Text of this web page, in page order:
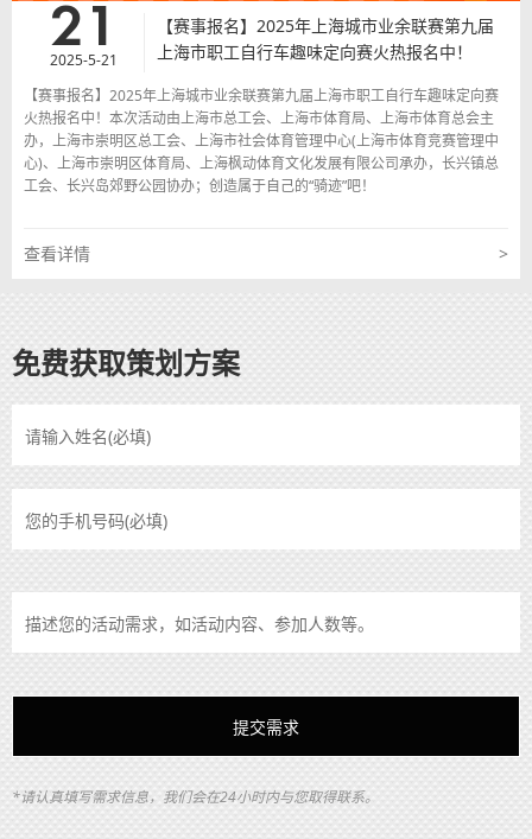
查看详情
21
2025-5-21
【赛事报名】2025年上海城市业余联赛第九届
上海市职工自行车趣味定向赛火热报名中！
【赛事报名】2025年上海城市业余联赛第九届上海市职工自行车趣味定向赛
火热报名中！本次活动由上海市总工会、上海市体育局、上海市体育总会主
办，上海市崇明区总工会、上海市社会体育管理中心(上海市体育竞赛管理中
心)、上海市崇明区体育局、上海枫动体育文化发展有限公司承办，长兴镇总
工会、长兴岛郊野公园协办；创造属于自己的“骑迹”吧！
查看详情 >
1 2 3 4 5 6 »
免费获取策划方案
*请认真填写需求信息，我们会在24小时内与您取得联系。